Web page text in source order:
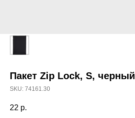
Пакет Zip Lock, S, черный
SKU: 74161.30
22 р.